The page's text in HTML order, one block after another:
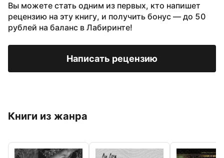
Вы можете стать одним из первых, кто напишет
рецензию на эту книгу, и получить бонус — до 50
рублей на баланс в Лабиринте!
Написать рецензию
Книги из жанра